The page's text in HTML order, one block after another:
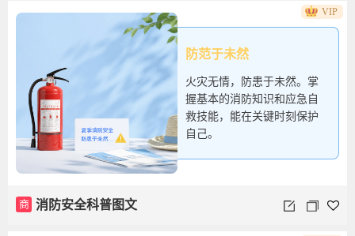
防范于未然
火灾无情，防患于未然。掌
握基本的消防知识和应急自
救技能，能在关键时刻保护
自己。
商 消防安全科普图文
VIP